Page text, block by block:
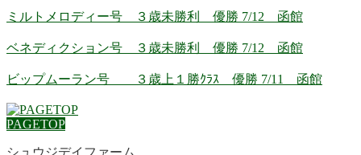
ミルトメロディー号 ３歳未勝利 優勝 7/12 函館
ベネディクション号 ３歳未勝利 優勝 7/12 函館
ビップムーラン号 ３歳上１勝ｸﾗｽ 優勝 7/11 函館
PAGETOP
シュウジデイファーム